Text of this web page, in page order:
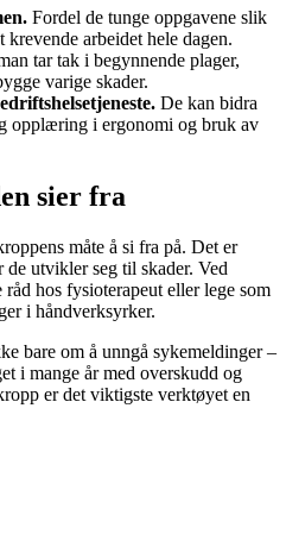
Fordel de tunge oppgavene slik
krevende arbeidet hele dagen.
tar tak i begynnende plager,
varige skader.
De kan bidra
opplæring i ergonomi og bruk av
sier fra
måte å si fra på. Det er
utvikler seg til skader. Ved
hos fysioterapeut eller lege som
i håndverksyrker.
bare om å unngå sykemeldinger –
i mange år med overskudd og
er det viktigste verktøyet en